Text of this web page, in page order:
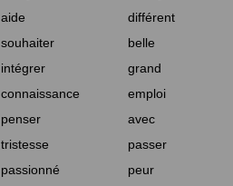
aide
différent
souhaiter
belle
intégrer
grand
connaissance
emploi
penser
avec
tristesse
passer
passionné
peur